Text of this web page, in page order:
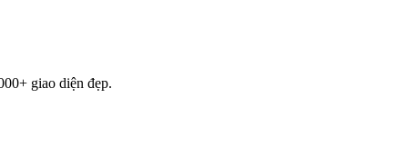
giao diện đẹp.